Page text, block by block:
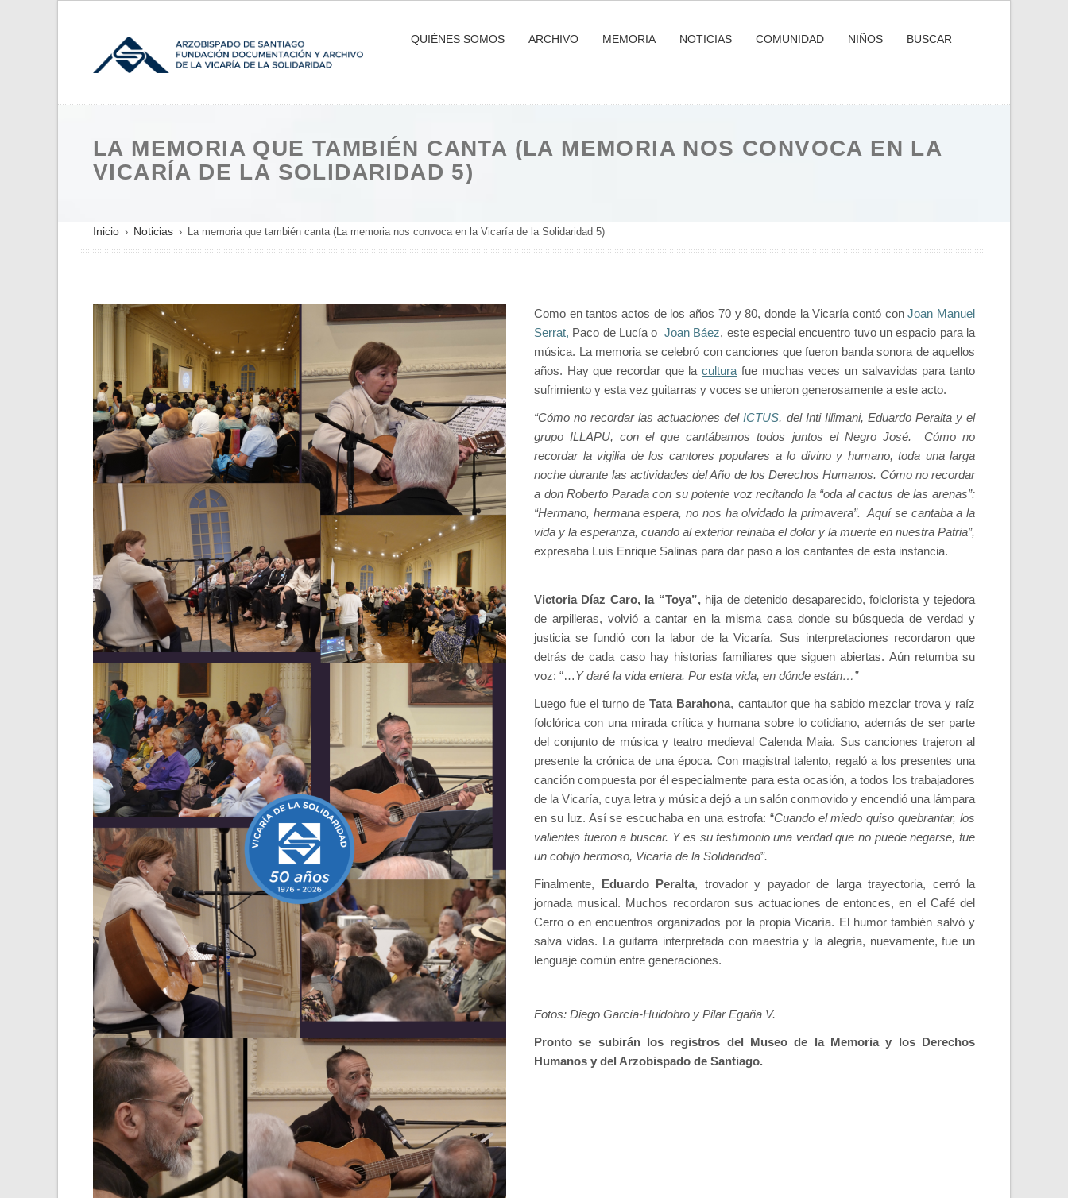
QUIÉNES SOMOS ARCHIVO MEMORIA NOTICIAS COMUNIDAD NIÑOS BUSCAR
LA MEMORIA QUE TAMBIÉN CANTA (LA MEMORIA NOS CONVOCA EN LA
VICARÍA DE LA SOLIDARIDAD 5)
SOBRESCRIBIR
ENLACES
NAVEGACIÓN
Inicio Noticias La memoria que también canta (La memoria nos convoca en la Vicaría de la Solidaridad 5)
Como en tantos actos de los años 70 y 80, donde la Vicaría contó conJoan Manuel
Serrat, Paco de Lucía o Joan Báez, este especial encuentro tuvo un espacio para la
música. La memoria se celebró con canciones que fueron banda sonora de aquellos
años. Hay que recordar que lacultura fue muchas veces un salvavidas para tanto
sufrimiento y esta vez guitarras y voces se unieron generosamente a este acto.
“Cómo no recordar las actuaciones delICTUS, del Inti Illimani, Eduardo Peralta y el
grupo ILLAPU, con el que cantábamos todos juntos el Negro José. Cómo no
recordar la vigilia de los cantores populares a lo divino y humano, toda una larga
noche durante las actividades del Año de los Derechos Humanos. Cómo no recordar
a don Roberto Parada con su potente voz recitando la “oda al cactus de las arenas”:
“Hermano, hermana espera, no nos ha olvidado la primavera”. Aquí se cantaba a la
vida y la esperanza, cuando al exterior reinaba el dolor y la muerte en nuestra Patria”,
expresaba Luis Enrique Salinas para dar paso a los cantantes de esta instancia.
Victoria Díaz Caro, la “Toya”,hija de detenido desaparecido, folclorista y tejedora
de arpilleras, volvió a cantar en la misma casa donde su búsqueda de verdad y
justicia se fundió con la labor de la Vicaría. Sus interpretaciones recordaron que
detrás de cada caso hay historias familiares que siguen abiertas. Aún retumba su
voz: “…Y daré la vida entera. Por esta vida, en dónde están…”
Luego fue el turno deTata Barahona, cantautor que ha sabido mezclar trova y raíz
folclórica con una mirada crítica y humana sobre lo cotidiano, además de ser parte
del conjunto de música y teatro medieval Calenda Maia. Sus canciones trajeron al
presente la crónica de una época. Con magistral talento, regaló a los presentes una
canción compuesta por él especialmente para esta ocasión, a todos los trabajadores
de la Vicaría, cuya letra y música dejó a un salón conmovido y encendió una lámpara
en su luz. Así se escuchaba en una estrofa: “Cuando el miedo quiso quebrantar, los
valientes fueron a buscar. Y es su testimonio una verdad que no puede negarse, fue
un cobijo hermoso, Vicaría de la Solidaridad”.
Finalmente, Eduardo Peralta, trovador y payador de larga trayectoria, cerró la
jornada musical. Muchos recordaron sus actuaciones de entonces, en el Café del
Cerro o en encuentros organizados por la propia Vicaría. El humor también salvó y
salva vidas. La guitarra interpretada con maestría y la alegría, nuevamente, fue un
lenguaje común entre generaciones.
Fotos: Diego García-Huidobro y Pilar Egaña V.
Pronto se subirán los registros del Museo de la Memoria y los Derechos
Humanos y del Arzobispado de Santiago.